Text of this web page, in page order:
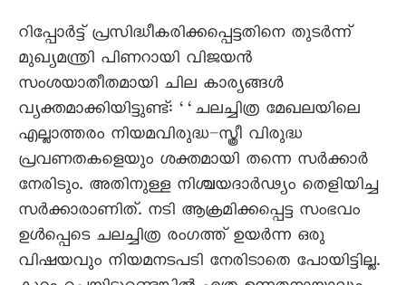
റിപ്പോർട്ട് പ്രസിദ്ധീകരിക്കപ്പെട്ടതിനെ തുടർന്ന്
മുഖ്യമന്ത്രി പിണറായി വിജയൻ
സംശയാതീതമായി ചില കാര്യങ്ങൾ
വ്യക്തമാക്കിയിട്ടുണ്ട്: ‘‘ചലച്ചിത്ര മേഖലയിലെ
എല്ലാത്തരം നിയമവിരുദ്ധ–സ്ത്രീ വിരുദ്ധ
പ്രവണതകളെയും ശക്തമായി തന്നെ സർക്കാർ
നേരിടും. അതിനുള്ള നിശ്ചയദാർഢ്യം തെളിയിച്ച
സർക്കാരാണിത്. നടി ആക്രമിക്കപ്പെട്ട സംഭവം
ഉൾപ്പെടെ ചലച്ചിത്ര രംഗത്ത് ഉയർന്ന ഒരു
വിഷയവും നിയമനടപടി നേരിടാതെ പോയിട്ടില്ല.